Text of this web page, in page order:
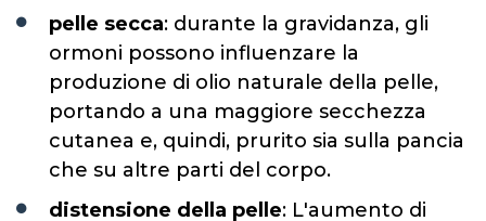
pelle secca: durante la gravidanza, gli
ormoni possono influenzare la
produzione di olio naturale della pelle,
portando a una maggiore secchezza
cutanea e, quindi, prurito sia sulla pancia
che su altre parti del corpo.
distensione della pelle: L'aumento di